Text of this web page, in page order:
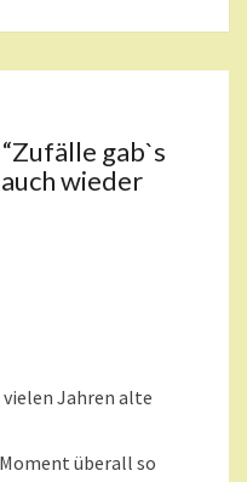
Zufälle gab`s
wieder
vielen Jahren alte
überall so